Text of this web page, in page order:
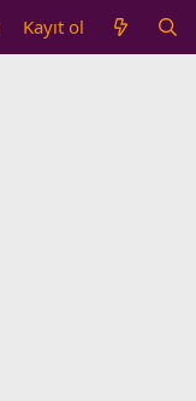
Kayıt ol